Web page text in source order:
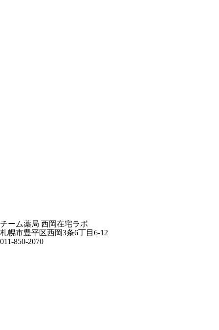
チーム薬局 西岡在宅ラボ
札幌市豊平区西岡3条6丁目6-12
011-850-2070